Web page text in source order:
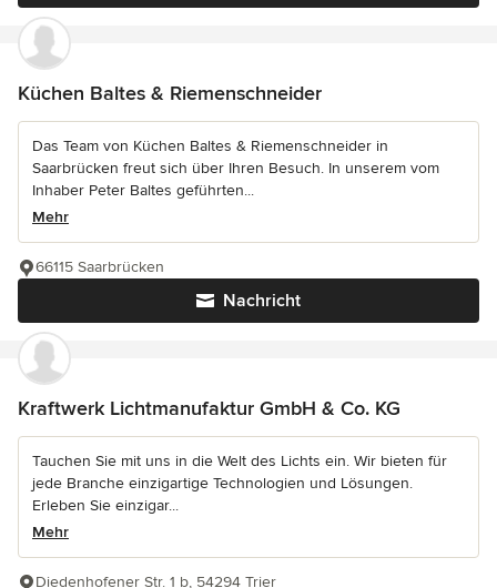
Küchen Baltes & Riemenschneider
Das Team von Küchen Baltes & Riemenschneider in
Saarbrücken freut sich über Ihren Besuch. In unserem vom
Inhaber Peter Baltes geführten...
Mehr
Nachricht
66115 Saarbrücken
Kraftwerk Lichtmanufaktur GmbH & Co. KG
Tauchen Sie mit uns in die Welt des Lichts ein. Wir bieten für
jede Branche einzigartige Technologien und Lösungen.
Erleben Sie einzigar...
Mehr
Diedenhofener Str. 1 b, 54294 Trier